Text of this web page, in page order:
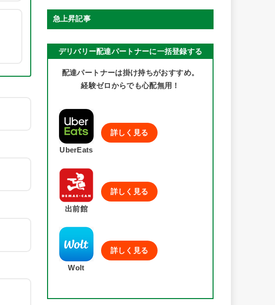
急上昇記事
デリバリー配達パートナーに一括登録する
配達パートナーは掛け持ちがおすすめ。
経験ゼロからでも心配無用！
UberEats
詳しく見る
出前館
詳しく見る
Wolt
詳しく見る